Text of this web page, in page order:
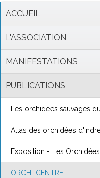
ACCUEIL
L'ASSOCIATION
MANIFESTATIONS
PUBLICATIONS
Les orchidées sauvages
Atlas des orchidées
Exposition - Les
ORCHI-CENTRE